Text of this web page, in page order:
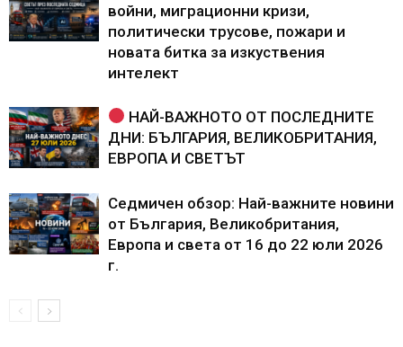
войни, миграционни кризи,
политически трусове, пожари и
новата битка за изкуствения
интелект
НАЙ-ВАЖНОТО ОТ ПОСЛЕДНИТЕ
ДНИ: БЪЛГАРИЯ, ВЕЛИКОБРИТАНИЯ,
ЕВРОПА И СВЕТЪТ
Седмичен обзор: Най-важните новини
от България, Великобритания,
Европа и света от 16 до 22 юли 2026
г.